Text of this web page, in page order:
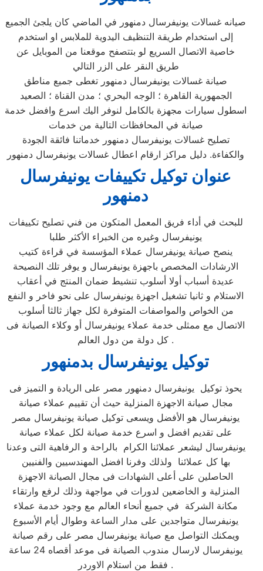
صيانه غسالات يونيفرسال دمنهور في الماضي كان يلجئ الجميع
إلى استخدام طريقة التنظيف اليدوية للملابس او استخدم
خاصية الاتصال السريع لو بتتصفح موقعنا من الموبايل عن
طريق النقر على الزر التالي
صيانة غسالات يونيفرسال دمنهور تغطى جميع مناطق
الجمهورية القاهرة ؛ الوجه البحري ؛ مدن القناة ؛ الصعيد
اسطول سيارات مجهزة بالكامل لنوفر اليك اسرع وافضل خدمة
صيانة في المحافظات التالية من خدمات
تصليح غسالات يونيفرسال دمنهور خدماتنا فائقة الجودة
والكفاءة. دليل مراكز ارقام اعطال غسالات يونيفرسال دمنهور
عنوان توكيل تكييفات يونيفرسال
دمنهور
للبحث في أداء فريق المعمل المتكون من فني تصليح تكييفات
يونيفرسال وغيره من الخبراء الأكثر طلبا
ينصح صيانة يونيفرسال عملاء المؤسسة في قراءة كتيب
الارشادات المخصص باجهزة يونيفرسال و يوفر تلك النصيحة
عديدة أسباب أولا أسلوب تنشيط ضمان المنتج في أعقاب
الاستلام و ثانيا تشغيل اجهزة يونيفرسال على نحو فاخر و النفع
من الخواص والمواصفات المتوفرة لكل جهاز ثالثا أسلوب
الاتصال مع ممثلى خدمة عملاء يونيفرسال أو وكلاء الصيانة فى
كل دولة من دول العالم .
توكيل يونيفرسال بدمنهور
يحوذ توكيل يونيفرسال دمنهور مصر على الريادة و التميز فى
مجال صيانة الاجهزة المنزلية حيث أن تقييم عملاء صيانة
يونيفرسال هو الأفضل ويسعى توكيل صيانة يونيفرسال مصر
على تقديم افضل و اسرع خدمة صيانة لكل عملاء صيانة
يونيفرسال ليشعر عملائنا الكرام بالراحة و الرفاهية التى وعدنا
بها كل عملائنا ولذلك وفرنا افضل المهندسيين والفنيين
الحاصلين على أعلى الشهادات فى مجال الصيانة الاجهزة
المنزلية و الخاضعين لدورات في مواجهة وذلك لرفع وارتقاء
مكانة الشركة في جميع أنحاء العالم مع وجود خدمة عملاء
يونيفرسال متواجدين على مدار الساعة وطوال أيام الأسبوع
ويمكنك التواصل مع صيانة يونيفرسال مصر على رقم صيانة
يونيفرسال لارسال مندوب الصيانة فى موعد أقصاه 24 ساعة
فقط من استلام الاوردر .